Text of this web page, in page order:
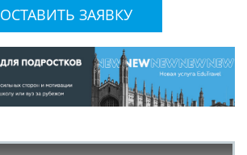
ОСТАВИТЬ ЗАЯВКУ